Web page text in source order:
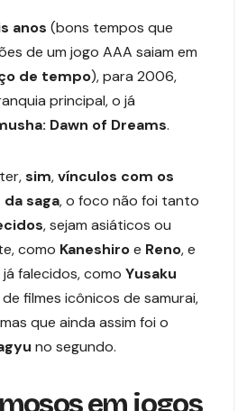
anos (bons tempos que
de um jogo AAA saiam em
de tempo), para 2006,
principal, o já
Dawn of Dreams.
sim,vínculos com os
saga, o foco não foi tanto
, sejam asiáticos ou
como Kaneshiroe Reno, e
falecidos, como Yusaku
filmes icônicos de samurai,
que ainda assim foi o
no segundo.